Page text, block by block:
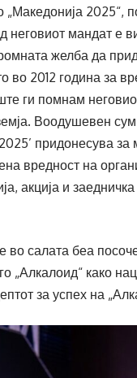
„Македонија 2025“,
неговиот мандат е
желба да
во 2012 година за
ги помнам
Воодушевен
придонесува
вредност на
акција и
во салата беа
„Алкалоид“ како
за успех на